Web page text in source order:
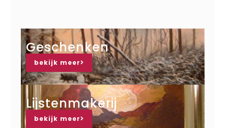
Geschenken
bekijk meer
Lijstenmakerij
bekijk meer